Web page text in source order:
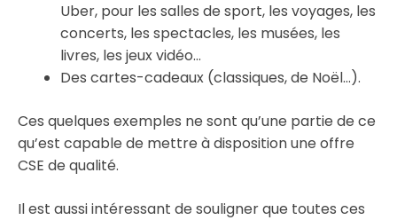
Uber, pour les salles de sport, les voyages, les
concerts, les spectacles, les musées, les
livres, les jeux vidéo…
Des cartes-cadeaux (classiques, de Noël…).
Ces quelques exemples ne sont qu’une partie de ce
qu’est capable de mettre à disposition une offre
CSE de qualité.
Il est aussi intéressant de souligner que toutes ces